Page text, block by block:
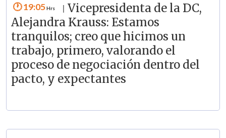
19:05
Vicepresidenta de la DC,
Alejandra Krauss: Estamos
tranquilos; creo que hicimos un
trabajo, primero, valorando el
proceso de negociación dentro del
pacto, y expectantes